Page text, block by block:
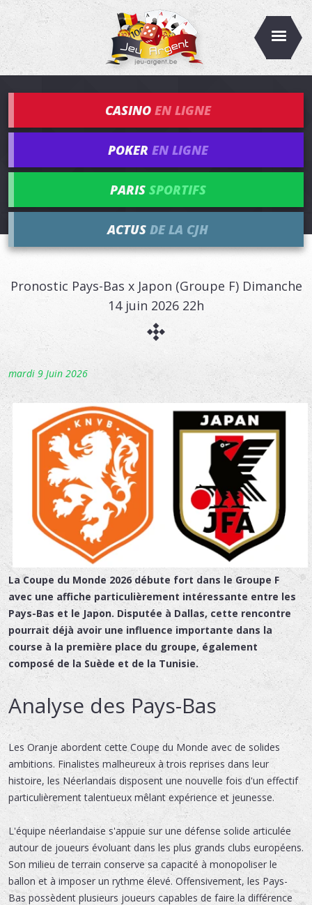
CASINO EN LIGNE
POKER EN LIGNE
PARIS SPORTIFS
ACTUS DE LA CJH
Pronostic Pays-Bas x Japon (Groupe F) Dimanche
14 juin 2026 22h
mardi 9 Juin 2026
La Coupe du Monde 2026 débute fort dans le Groupe F
avec une affiche particulièrement intéressante entre les
Pays-Bas et le Japon. Disputée à Dallas, cette rencontre
pourrait déjà avoir une influence importante dans la
course à la première place du groupe, également
composé de la Suède et de la Tunisie.
Analyse des Pays-Bas
Les Oranje abordent cette Coupe du Monde avec de solides
ambitions. Finalistes malheureux à trois reprises dans leur
histoire, les Néerlandais disposent une nouvelle fois d'un effectif
particulièrement talentueux mêlant expérience et jeunesse.
L'équipe néerlandaise s'appuie sur une défense solide articulée
autour de joueurs évoluant dans les plus grands clubs européens.
Son milieu de terrain conserve sa capacité à monopoliser le
ballon et à imposer un rythme élevé. Offensivement, les Pays-
Bas possèdent plusieurs joueurs capables de faire la différence